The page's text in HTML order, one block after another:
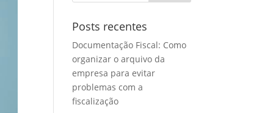
Posts recentes
Documentação Fiscal: Como
organizar o arquivo da
empresa para evitar
problemas com a
fiscalização